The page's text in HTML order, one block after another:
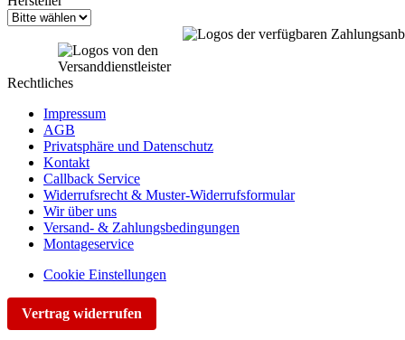
Rechtliches
Impressum
AGB
Privatsphäre und Datenschutz
Kontakt
Callback Service
Widerrufsrecht & Muster-Widerrufsformular
Wir über uns
Versand- & Zahlungsbedingungen
Montageservice
Cookie Einstellungen
Vertrag widerrufen